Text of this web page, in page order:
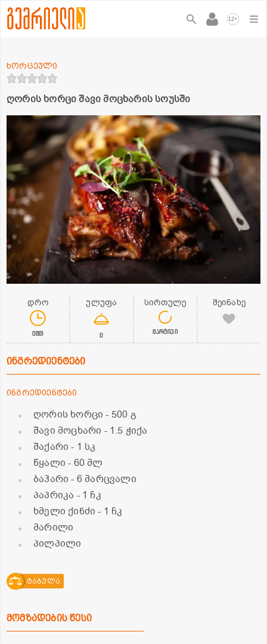
12+
ღორის ხორცი შავი მოცხარის სოუსში
ხორცეული
დრო
0წთ
ულუფა
0
სირთულე
მარტივი
შეინახე
ინგრედიენტები
ინგრედიენტები
ღორის ხორცი- 500 გ
შავი მოცხარი - 1.5 ჭიქა
შაქარი- 1 სკ
წყალი- 60 მლ
ბაჰარი- 6 მარცვალი
პაპრიკა - 1 ჩკ
ხმელი ქინძი- 1 ჩკ
მარილი
პილპილი
ტაბულა
მომზადების წესი